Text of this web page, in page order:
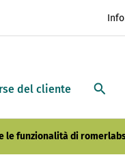
del cliente
le funzionalità di